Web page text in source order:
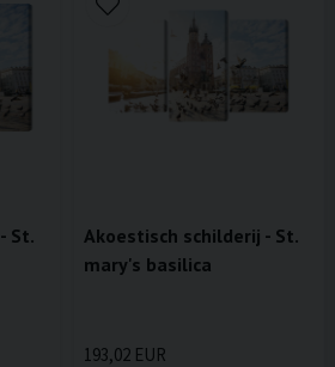
St.
Akoestisch schilderij - St.
mary's basilica
193,02 EUR